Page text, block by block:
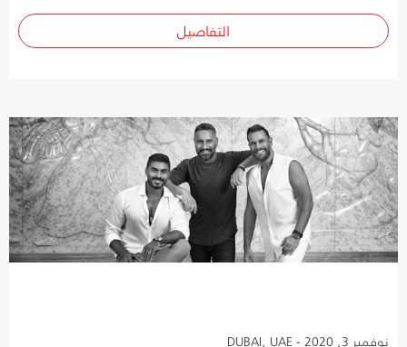
التفاصيل
نوفمبر 3, 2020 - DUBAI, UAE